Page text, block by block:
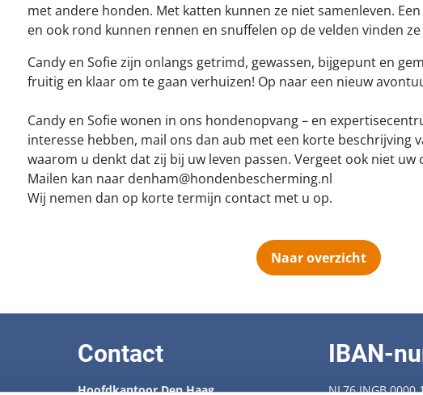
met andere honden. Met katten kunnen ze niet samenleven.
en ook rond kunnen rennen en snuffelen op de velden vinden
Candy en Sofie zijn onlangs getrimd, gewassen, bijgepunt en
fruitig en klaar om te gaan verhuizen! Op naar een nieuw
Candy en Sofie wonen in ons hondenopvang – en
interesse hebben, mail ons dan aub met een korte beschrijving
waarom u denkt dat zij bij uw leven passen. Vergeet ook niet uw
Mailen kan naar denham@hondenbescherming.nl
Wij nemen dan op korte termijn contact met u op.
Naar overzicht
Contact
Hoofdkantoor Den Haag
IBAN-
NL76 INGB 0000